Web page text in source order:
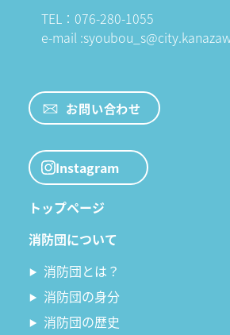
TEL：076-280-1055
e-mail
お問い合わせ
Instagram
トップページ
消防団について
消防団とは？
消防団の身分
消防団の歴史